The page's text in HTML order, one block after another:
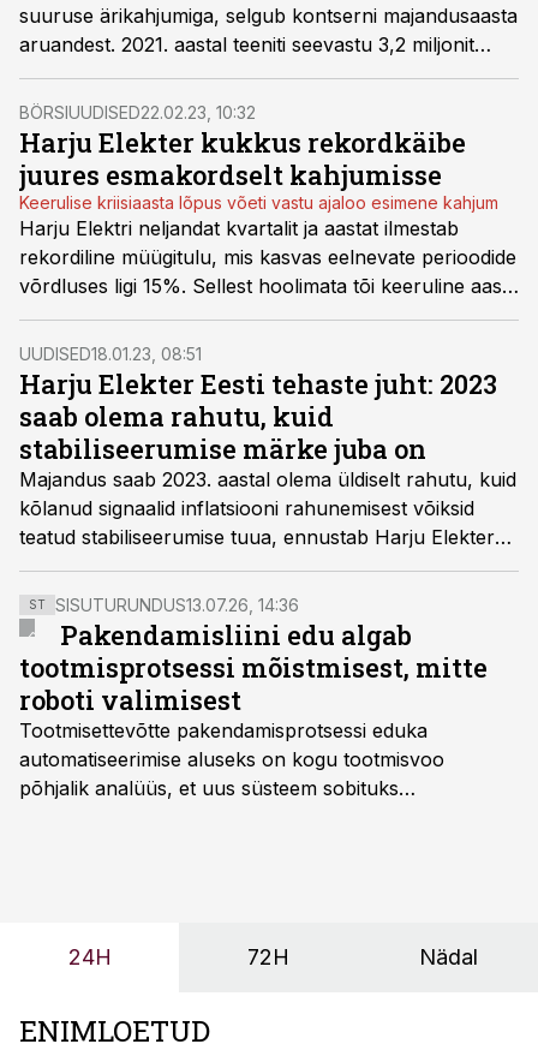
suuruse ärikahjumiga, selgub kontserni majandusaasta
aruandest. 2021. aastal teeniti seevastu 3,2 miljonit
eurot kasumit.
BÖRSIUUDISED22.02.23, 10:32
Harju Elekter kukkus rekordkäibe
juures esmakordselt kahjumisse
Keerulise kriisiaasta lõpus võeti vastu ajaloo esimene kahjum
Harju Elektri neljandat kvartalit ja aastat ilmestab
rekordiline müügitulu, mis kasvas eelnevate perioodide
võrdluses ligi 15%. Sellest hoolimata tõi keeruline aasta
Harju Elektrile esmakordse ärikahjumi jättes nelja ja
poole miljonilise augu.
UUDISED18.01.23, 08:51
Harju Elekter Eesti tehaste juht: 2023
saab olema rahutu, kuid
stabiliseerumise märke juba on
Majandus saab 2023. aastal olema üldiselt rahutu, kuid
kõlanud signaalid inflatsiooni rahunemisest võiksid
teatud stabiliseerumise tuua, ennustab Harju Elekter
Eesti tehaste juht Alvar Sass vastuses Tööstusuudiste
arvamusliidrite küsitlusele.
ST SISUTURUNDUS13.07.26, 14:36
Pakendamisliini edu algab
tootmisprotsessi mõistmisest, mitte
roboti valimisest
Tootmisettevõtte pakendamisprotsessi eduka
automatiseerimise aluseks on kogu tootmisvoo
põhjalik analüüs, et uus süsteem sobituks
OÜ tegevjuht Sander Mitendorf.
24H 72H Nädal
ENIMLOETUD